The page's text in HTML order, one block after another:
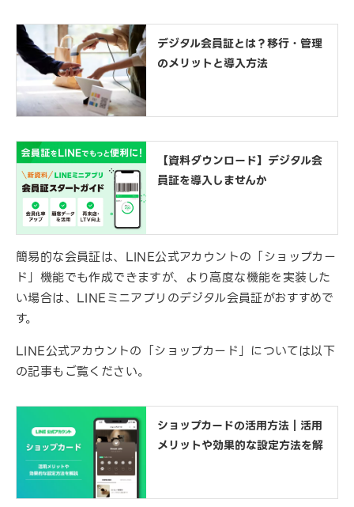
デジタル会員証とは？移行・管理
のメリットと導入方法
【資料ダウンロード】デジタル会
員証を導入しませんか
簡易的な会員証は、LINE公式アカウントの「ショップカー
ド」機能でも作成できますが、より高度な機能を実装した
い場合は、LINEミニアプリのデジタル会員証がおすすめで
す。
LINE公式アカウントの「ショップカード」については以下
の記事もご覧ください。
ショップカードの活用方法｜活用
メリットや効果的な設定方法を解